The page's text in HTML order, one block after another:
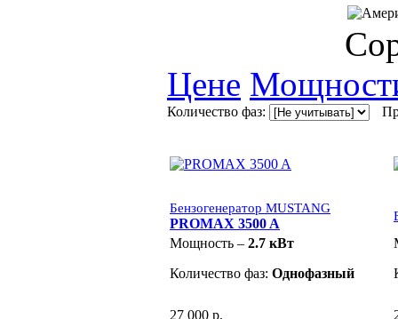
Цене
Количество фаз:
Бензогенератор MUSTANG
PROMAX 3500 A
Мощность – 2.7 кВт
Количество фаз: Однофазный
27 000 р.